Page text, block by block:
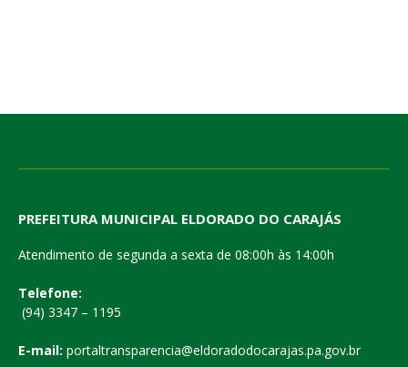
PREFEITURA MUNICIPAL ELDORADO DO CARAJÁS
Atendimento de segunda a sexta de 08:00h às 14:00h
Telefone:
(94) 3347 – 1195
E-mail: portaltransparencia@eldoradodocarajas.pa.gov.br